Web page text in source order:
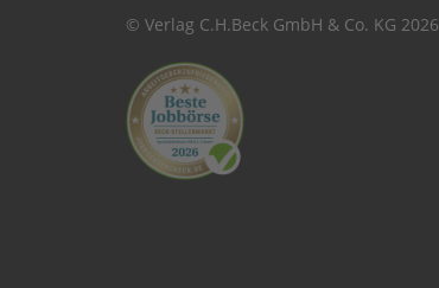
© Verlag C.H.Beck GmbH & Co. KG 2026